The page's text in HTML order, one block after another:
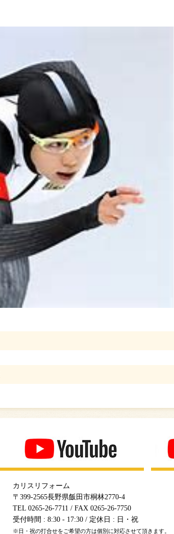
カリスリフォーム
〒399-2565長野県飯田市桐林2770-4
TEL 0265-26-7711 / FAX 0265-26-7750
受付時間 : 8:30 - 17:30 / 定休日 : 日・祝
※日・祝の打合せをご希望の方は個別に対応させて頂きます。